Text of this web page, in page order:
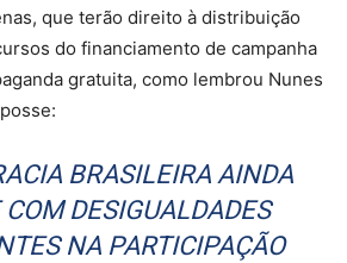
que terão direito à distribuição
do financiamento de campanha
gratuita, como lembrou Nunes
BRASILEIRA AINDA
DESIGUALDADES
NA PARTICIPAÇÃO